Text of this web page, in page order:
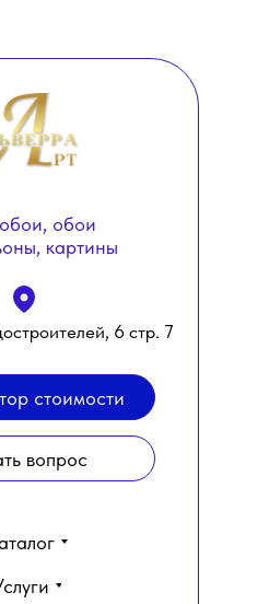
вопрос
стоимости
6 стр. 7
обои
картины